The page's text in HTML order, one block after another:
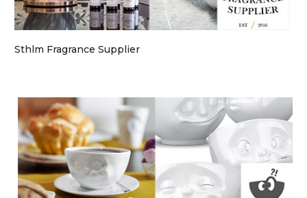
Sthlm Fragrance Supplier